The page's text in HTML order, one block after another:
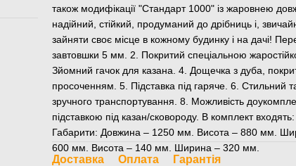
також модифікації "Стандарт 1000" із жаровнею
надійний, стійкий, продуманий до дрібниць і,
зайняти своє місце в кожному будинку і на дачі!
завтовшки 5 мм. 2. Покритий спеціальною
Зйомний гачок для казана. 4. Дощечка з дуба,
просоченням. 5. Підставка під гаряче. 6. Стильний
зручного транспортування. 8. Можливість
підставкою під казан/сковороду. В комплект
Габарити: Довжина – 1250 мм. Висота – 880 мм.
600 мм. Висота – 140 мм. Ширина – 320 мм.
Доставка Оплата Гарантія